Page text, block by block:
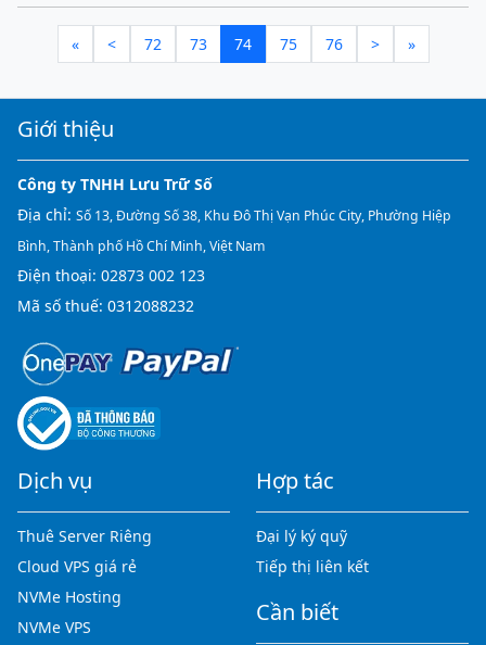
« < 72 73 74 75 76 > »
Giới thiệu
Công ty TNHH Lưu Trữ Số
Địa chỉ: Số 13, Đường Số 38, Khu Đô Thị Vạn Phúc City, Phường Hiệp
Bình, Thành phố Hồ Chí Minh, Việt Nam
Điện thoại: 02873 002 123
Mã số thuế: 0312088232
Dịch vụ
Thuê Server Riêng
Cloud VPS giá rẻ
NVMe Hosting
NVMe VPS
Hợp tác
Đại lý ký quỹ
Tiếp thị liên kết
Cần biết